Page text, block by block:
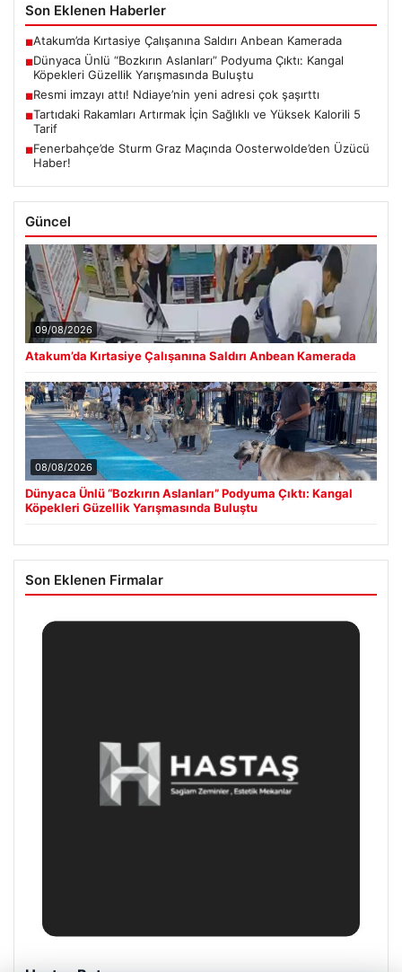
Son Eklenen Haberler
■Atakum’da Kırtasiye Çalışanına Saldırı Anbean Kamerada
■Dünyaca Ünlü “Bozkırın Aslanları” Podyuma Çıktı: Kangal
Köpekleri Güzellik Yarışmasında Buluştu
■Resmi imzayı attı! Ndiaye’nin yeni adresi çok şaşırttı
■Tartıdaki Rakamları Artırmak İçin Sağlıklı ve Yüksek Kalorili 5
Tarif
■Fenerbahçe’de Sturm Graz Maçında Oosterwolde’den Üzücü
Haber!
Güncel
09/08/2026
Atakum’da Kırtasiye Çalışanına Saldırı Anbean Kamerada
08/08/2026
Dünyaca Ünlü “Bozkırın Aslanları” Podyuma Çıktı: Kangal
Köpekleri Güzellik Yarışmasında Buluştu
Son Eklenen Firmalar